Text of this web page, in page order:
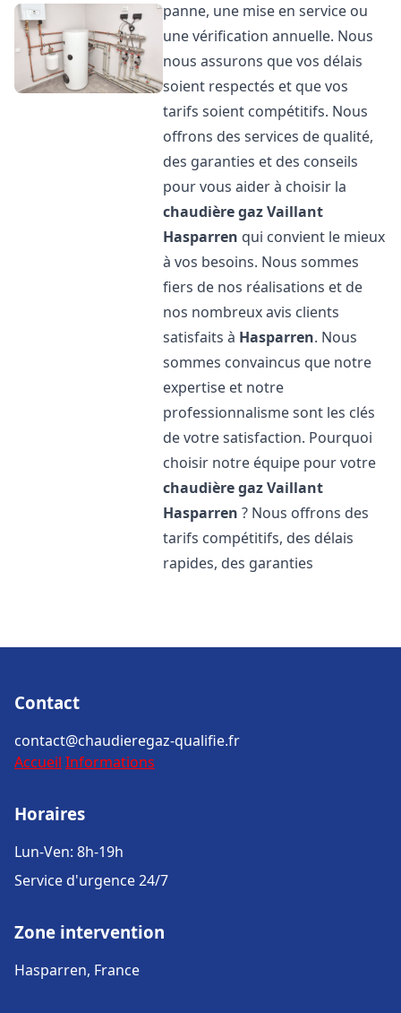
panne, une mise en service ou
une vérification annuelle. Nous
nous assurons que vos délais
soient respectés et que vos
tarifs soient compétitifs. Nous
offrons des services de qualité,
des garanties et des conseils
pour vous aider à choisir la
chaudière gaz Vaillant
Hasparren qui convient le mieux
à vos besoins. Nous sommes
fiers de nos réalisations et de
nos nombreux avis clients
satisfaits à Hasparren. Nous
sommes convaincus que notre
expertise et notre
professionnalisme sont les clés
de votre satisfaction. Pourquoi
choisir notre équipe pour votre
chaudière gaz Vaillant
Hasparren ? Nous offrons des
tarifs compétitifs, des délais
rapides, des garanties
Contact
contact@chaudieregaz-qualifie.fr
Accueil Informations
Horaires
Lun-Ven: 8h-19h
Service d'urgence 24/7
Zone intervention
Hasparren, France